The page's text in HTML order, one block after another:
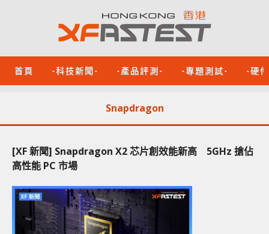
首頁 -科技新聞- -產品評測- -專題測試- -硬
Snapdragon
[XF 新聞] Snapdragon X2 芯片創效能新高 5GHz 搶佔
高性能 PC 市場